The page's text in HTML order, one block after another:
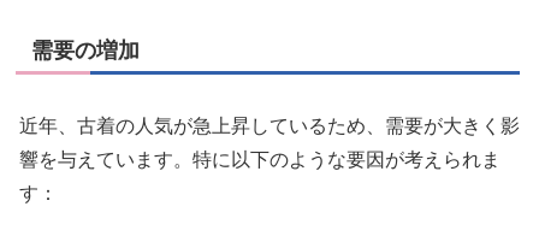
需要の増加
近年、古着の人気が急上昇しているため、需要が大きく影
響を与えています。特に以下のような要因が考えられま
す：